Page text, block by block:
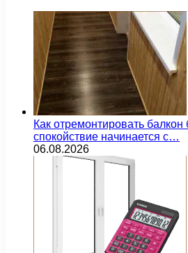
Как отремонтировать
спокойствие начинается с…
06.08.2026